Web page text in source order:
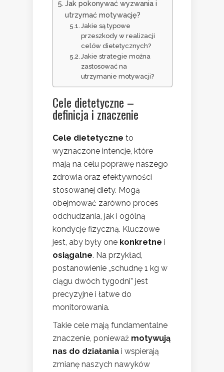
Jak pokonywać wyzwania i
utrzymać motywację?
Jakie są typowe
przeszkody w realizacji
celów dietetycznych?
Jakie strategie można
zastosować na
utrzymanie motywacji?
Cele dietetyczne –
definicja i znaczenie
Cele dietetyczne to
wyznaczone intencje, które
mają na celu poprawę naszego
zdrowia oraz efektywności
stosowanej diety. Mogą
obejmować zarówno proces
odchudzania, jak i ogólną
kondycję fizyczną. Kluczowe
jest, aby były one konkretne i
osiągalne. Na przykład,
postanowienie „schudnę 1 kg w
ciągu dwóch tygodni” jest
precyzyjne i łatwe do
monitorowania.
Takie cele mają fundamentalne
znaczenie, ponieważ motywują
nas do działania i wspierają
zmianę naszych nawyków